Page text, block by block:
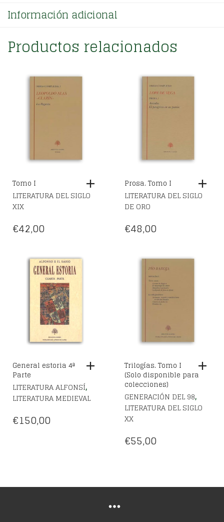
Información adicional
Productos relacionados
Tomo I
LITERATURA DEL SIGLO
XIX
€42,00
Prosa. Tomo I
LITERATURA DEL SIGLO
DE ORO
€48,00
General estoria 4ª
Parte
LITERATURA ALFONSÍ,
LITERATURA MEDIEVAL
€150,00
Trilogías. Tomo I
(Solo disponible para
colecciones)
GENERACIÓN DEL 98,
LITERATURA DEL SIGLO
XX
€55,00